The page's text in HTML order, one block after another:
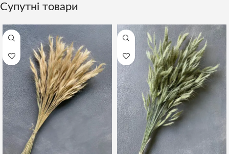
Супутні товари